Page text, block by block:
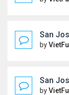
San
by
San
by